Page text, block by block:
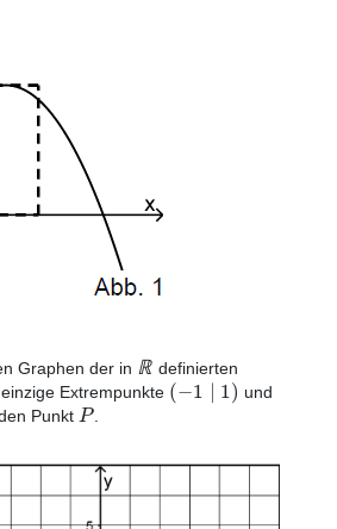
Graphen der in ℝ definierten
einzige Extrempunkte (−1 | 1) und
Punkt P.